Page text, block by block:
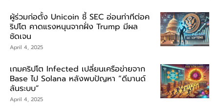
ผู้ร่วมก่อตั้ง Unicoin ชี้ SEC อ่อนท่าทีต่อค
ริปโต คาดแรงหนุนจากฝั่ง Trump มีผล
ชัดเจน
April 4, 2025
เกมคริปโต Infected เปลี่ยนเครือข่ายจาก
Base ไป Solana หลังพบปัญหา “ดีมานด์
ล้นระบบ”
April 4, 2025